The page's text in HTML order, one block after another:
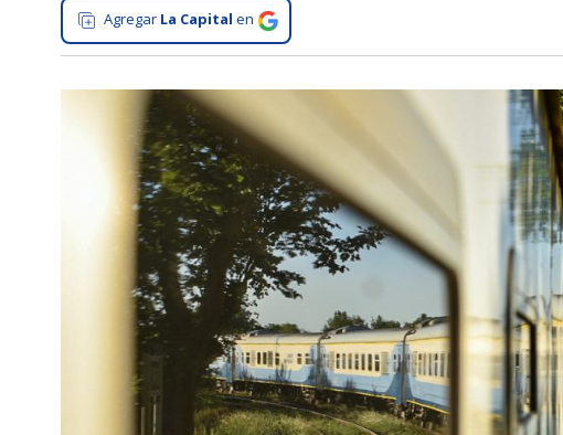
Gastronomía
Salud
Interés
Agregar La Capital en